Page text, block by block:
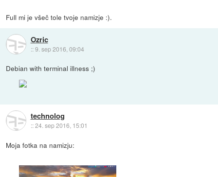
Full mi je všeč tole tvoje namizje :).
Ozric
::9. sep 2016, 09:04
Debian with terminal illness ;)
technolog
::24. sep 2016, 15:01
Moja fotka na namizju: